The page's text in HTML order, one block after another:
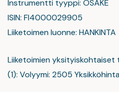
Instrumentti tyyppi: OSAKE
ISIN: FI4000029905
Liiketoimen luonne: HANKINTA
Liiketoimien yksityiskohtaiset
(1): Volyymi: 2505